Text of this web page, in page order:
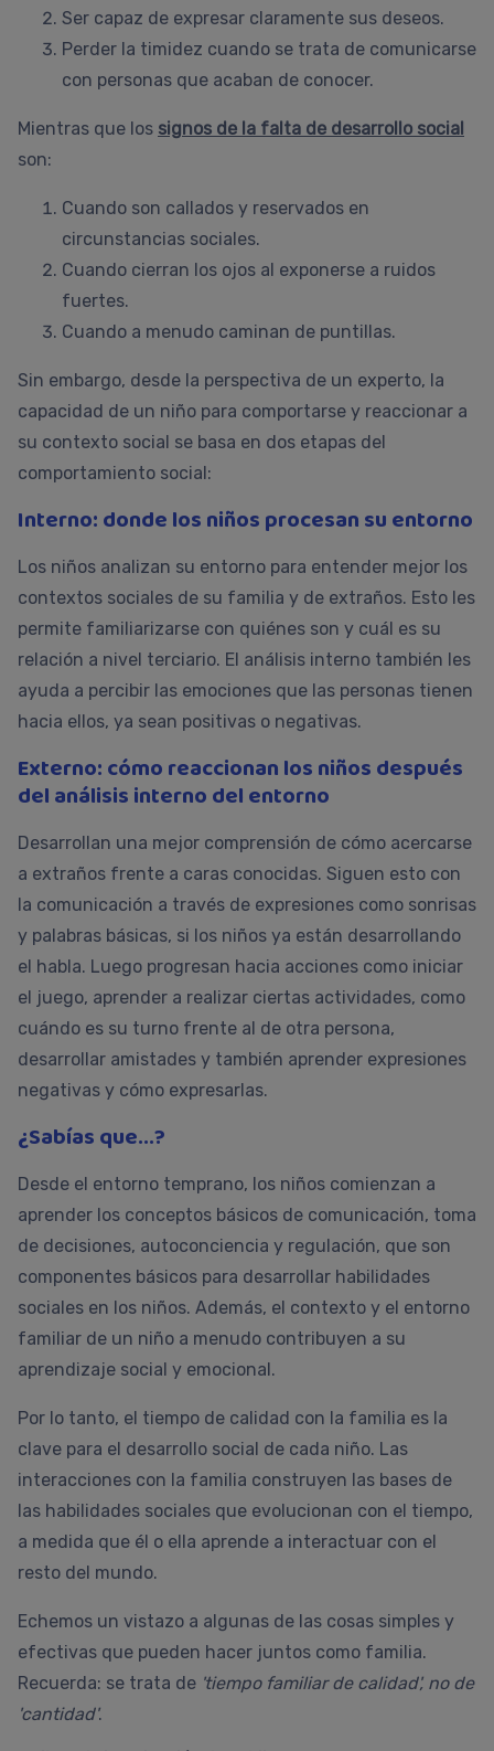
Ser capaz de expresar claramente sus deseos.
Perder la timidez cuando se trata de comunicarse
con personas que acaban de conocer.
Mientras que los signos de la falta de desarrollo social
son:
Cuando son callados y reservados en
circunstancias sociales.
Cuando cierran los ojos al exponerse a ruidos
fuertes.
Cuando a menudo caminan de puntillas.
Sin embargo, desde la perspectiva de un experto, la
capacidad de un niño para comportarse y reaccionar a
su contexto social se basa en dos etapas del
comportamiento social:
Interno: donde los niños procesan su entorno
Los niños analizan su entorno para entender mejor los
contextos sociales de su familia y de extraños. Esto les
permite familiarizarse con quiénes son y cuál es su
relación a nivel terciario. El análisis interno también les
ayuda a percibir las emociones que las personas tienen
hacia ellos, ya sean positivas o negativas.
Externo: cómo reaccionan los niños después
del análisis interno del entorno
Desarrollan una mejor comprensión de cómo acercarse
a extraños frente a caras conocidas. Siguen esto con
la comunicación a través de expresiones como sonrisas
y palabras básicas, si los niños ya están desarrollando
el habla. Luego progresan hacia acciones como iniciar
el juego, aprender a realizar ciertas actividades, como
cuándo es su turno frente al de otra persona,
desarrollar amistades y también aprender expresiones
negativas y cómo expresarlas.
¿Sabías que...?
Desde el entorno temprano, los niños comienzan a
aprender los conceptos básicos de comunicación, toma
de decisiones, autoconciencia y regulación, que son
componentes básicos para desarrollar habilidades
sociales en los niños. Además, el contexto y el entorno
familiar de un niño a menudo contribuyen a su
aprendizaje social y emocional.
Por lo tanto, el tiempo de calidad con la familia es la
clave para el desarrollo social de cada niño. Las
interacciones con la familia construyen las bases de
las habilidades sociales que evolucionan con el tiempo,
a medida que él o ella aprende a interactuar con el
resto del mundo.
Echemos un vistazo a algunas de las cosas simples y
efectivas que pueden hacer juntos como familia.
Recuerda: se trata de 'tiempo familiar de calidad', no de
'cantidad'.